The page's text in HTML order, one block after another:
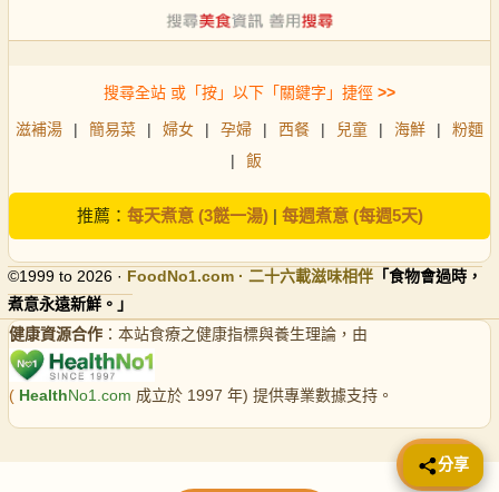
搜尋全站 或「按」以下「關鍵字」捷徑 >>
滋補湯 | 簡易菜 | 婦女 | 孕婦 | 西餐 | 兒童 | 海鮮 |
粉麵
|
飯
推薦： 每天煮意 (3餸一湯)| 每週煮意 (每週5天)
©1999 to 2026 · FoodNo1.com · 二十六載滋味相伴 「食物會過時，
煮意永遠新鮮。」
健康資源合作 ：本站食療之健康指標與養生理論，由
( HealthNo1.com 成立於 1997 年) 提供專業數據支持。
📤 分享
分享